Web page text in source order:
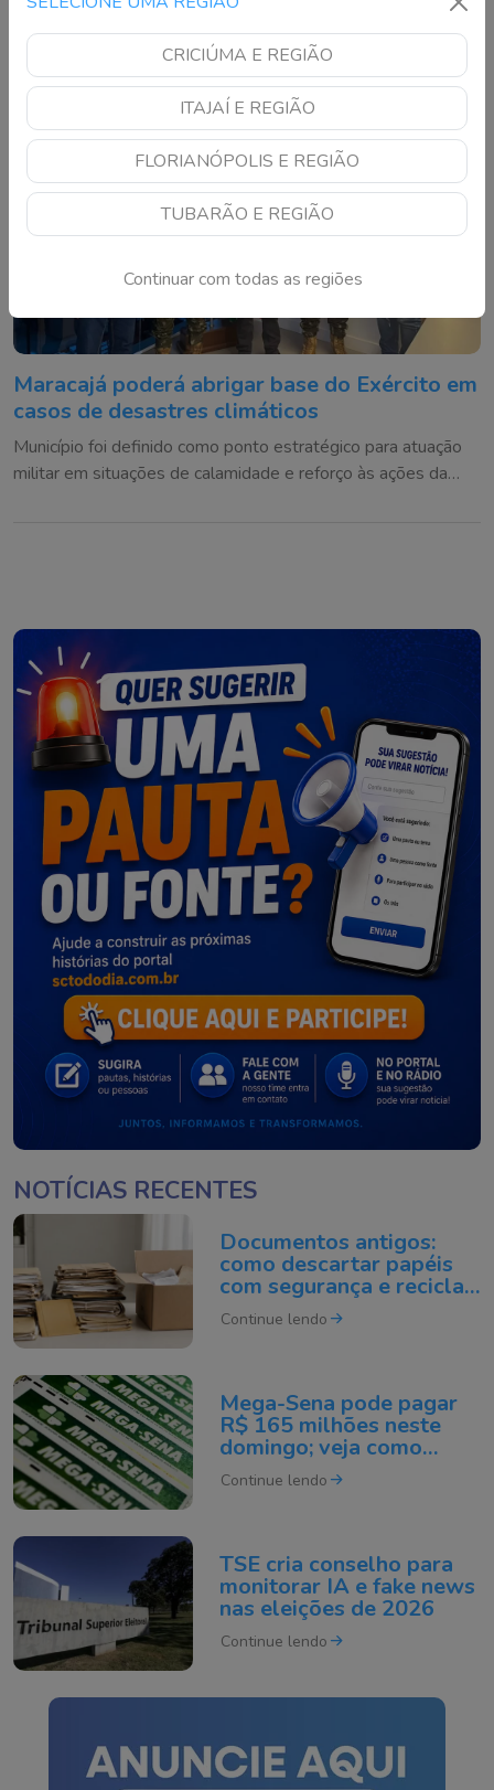
CRICIÚMA E REGIÃO
ITAJAÍ E REGIÃO
FLORIANÓPOLIS E REGIÃO
TUBARÃO E REGIÃO
Continuar com todas as regiões
Maracajá poderá abrigar base do Exército em
casos de desastres climáticos
Município foi definido como ponto estratégico para atuação
militar em situações de calamidade e reforço às ações da
NOTÍCIAS RECENTES
Documentos antigos:
como descartar papéis
com segurança e reciclar
do jeito certo
Continue lendo
Mega-Sena pode pagar
R$ 165 milhões neste
domingo; veja como
apostar
Continue lendo
TSE cria conselho para
monitorar IA e fake news
nas eleições de 2026
Continue lendo